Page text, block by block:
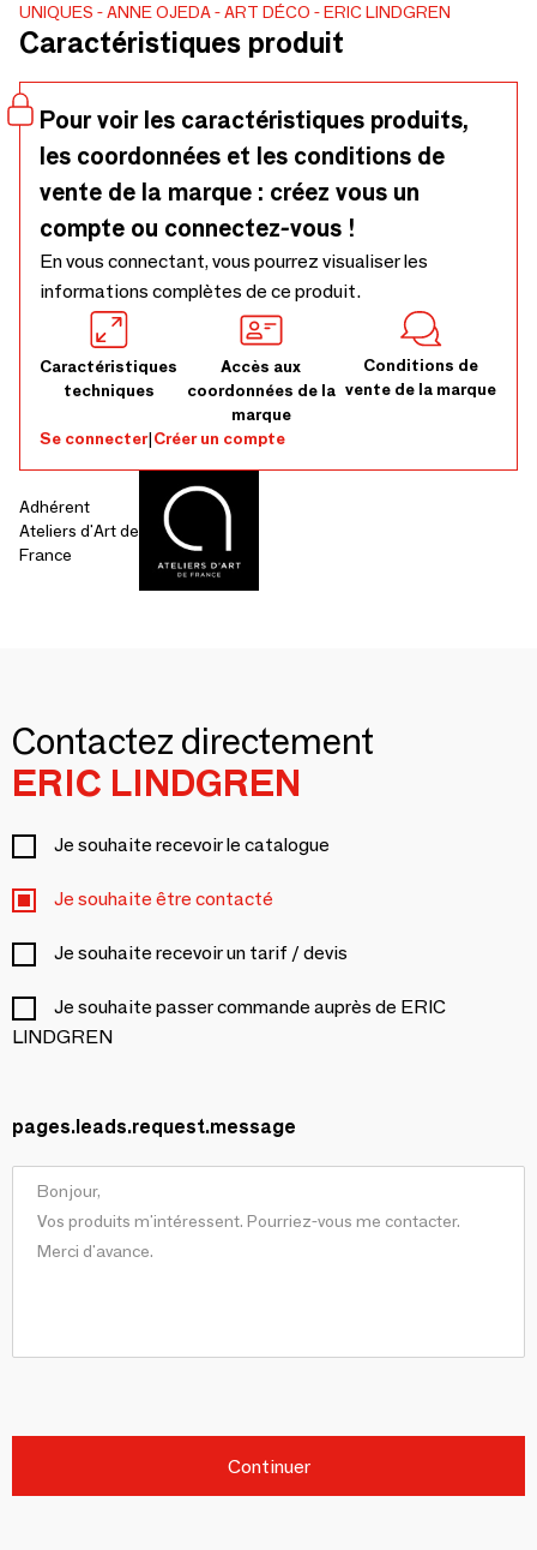
UNIQUES
ANNE OJEDA ART DÉCO ERIC LINDGREN
Caractéristiques produit
Pour voir les caractéristiques produits,
les coordonnées et les conditions de
vente de la marque : créez vous un
compte ou connectez-vous !
En vous connectant, vous pourrez visualiser les
informations complètes de ce produit.
Caractéristiques
techniques
Accès aux
coordonnées de la
marque
Conditions de
vente de la marque
Se connecter|Créer un compte
Adhérent
Ateliers d'Art de
France
Contactez directement
ERIC LINDGREN
Je souhaite recevoir le catalogue
Je souhaite être contacté
Je souhaite recevoir un tarif / devis
Je souhaite passer commande auprès de ERIC
LINDGREN
pages.leads.request.message
Continuer